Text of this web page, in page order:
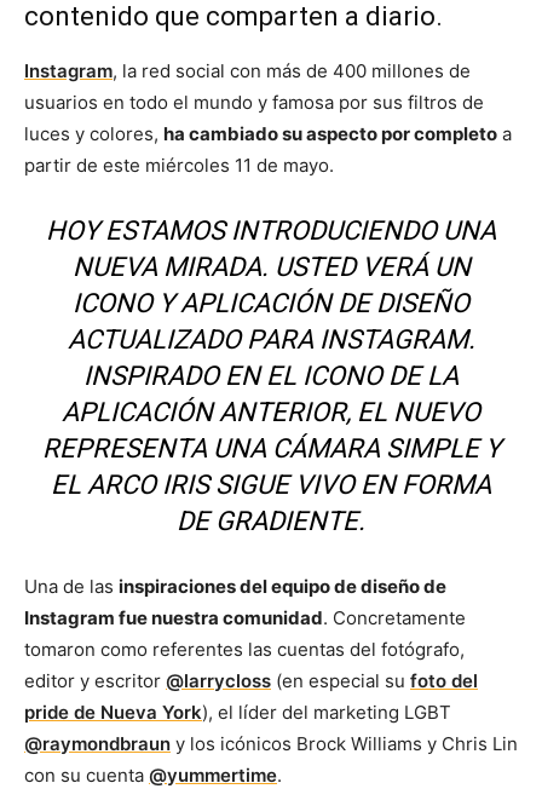
contenido que comparten a diario.
Instagram, la red social con más de 400 millones de
usuarios en todo el mundo y famosa por sus filtros de
luces y colores, ha cambiado su aspecto por completo a
partir de este miércoles 11 de mayo.
HOY ESTAMOS INTRODUCIENDO UNA
NUEVA MIRADA. USTED VERÁ UN
ICONO Y APLICACIÓN DE DISEÑO
ACTUALIZADO PARA INSTAGRAM.
INSPIRADO EN EL ICONO DE LA
APLICACIÓN ANTERIOR, EL NUEVO
REPRESENTA UNA CÁMARA SIMPLE Y
EL ARCO IRIS SIGUE VIVO EN FORMA
DE GRADIENTE.
Una de las inspiraciones del equipo de diseño de
Instagram fue nuestra comunidad. Concretamente
tomaron como referentes las cuentas del fotógrafo,
editor y escritor @larrycloss (en especial su foto del
pride de Nueva York), el líder del marketing LGBT
@raymondbraun y los icónicos Brock Williams y Chris Lin
con su cuenta @yummertime.